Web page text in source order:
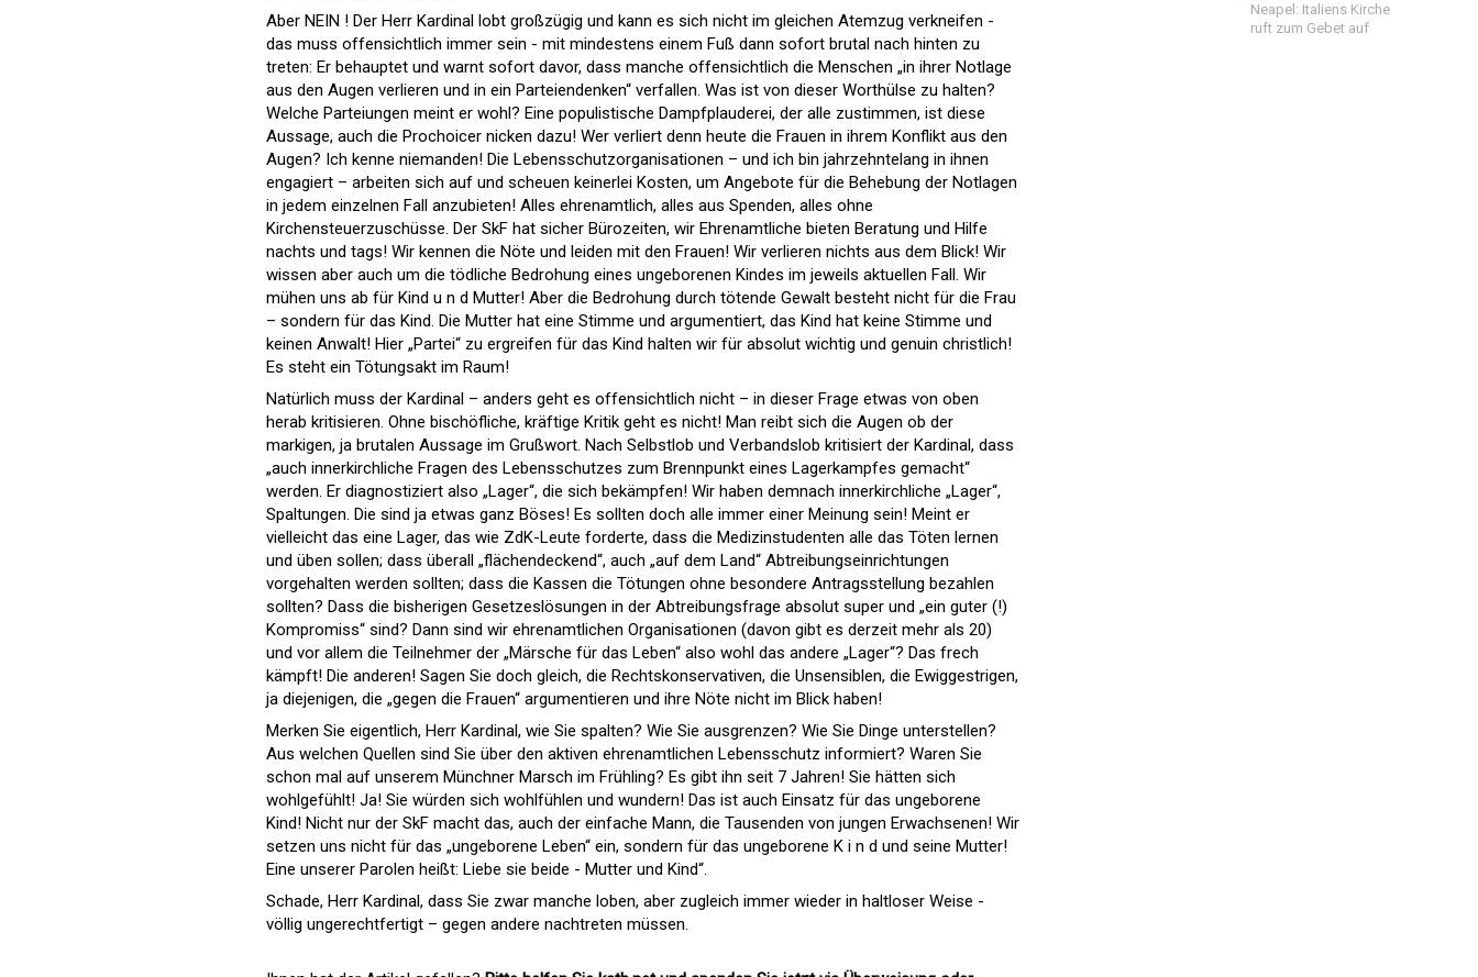
Aber NEIN ! Der Herr Kardinal lobt großzügig und kann es sich nicht im gleichen Atemzug verkneifen -
das muss offensichtlich immer sein - mit mindestens einem Fuß dann sofort brutal nach hinten zu
treten: Er behauptet und warnt sofort davor, dass manche offensichtlich die Menschen „in ihrer Notlage
aus den Augen verlieren und in ein Parteiendenken“ verfallen. Was ist von dieser Worthülse zu halten?
Welche Parteiungen meint er wohl? Eine populistische Dampfplauderei, der alle zustimmen, ist diese
Aussage, auch die Prochoicer nicken dazu! Wer verliert denn heute die Frauen in ihrem Konflikt aus den
Augen? Ich kenne niemanden! Die Lebensschutzorganisationen – und ich bin jahrzehntelang in ihnen
engagiert – arbeiten sich auf und scheuen keinerlei Kosten, um Angebote für die Behebung der Notlagen
in jedem einzelnen Fall anzubieten! Alles ehrenamtlich, alles aus Spenden, alles ohne
Kirchensteuerzuschüsse. Der SkF hat sicher Bürozeiten, wir Ehrenamtliche bieten Beratung und Hilfe
nachts und tags! Wir kennen die Nöte und leiden mit den Frauen! Wir verlieren nichts aus dem Blick! Wir
wissen aber auch um die tödliche Bedrohung eines ungeborenen Kindes im jeweils aktuellen Fall. Wir
mühen uns ab für Kind u n d Mutter! Aber die Bedrohung durch tötende Gewalt besteht nicht für die Frau
– sondern für das Kind. Die Mutter hat eine Stimme und argumentiert, das Kind hat keine Stimme und
keinen Anwalt! Hier „Partei“ zu ergreifen für das Kind halten wir für absolut wichtig und genuin christlich!
Es steht ein Tötungsakt im Raum!
Natürlich muss der Kardinal – anders geht es offensichtlich nicht – in dieser Frage etwas von oben
herab kritisieren. Ohne bischöfliche, kräftige Kritik geht es nicht! Man reibt sich die Augen ob der
markigen, ja brutalen Aussage im Grußwort. Nach Selbstlob und Verbandslob kritisiert der Kardinal, dass
„auch innerkirchliche Fragen des Lebensschutzes zum Brennpunkt eines Lagerkampfes gemacht“
werden. Er diagnostiziert also „Lager“, die sich bekämpfen! Wir haben demnach innerkirchliche „Lager“,
Spaltungen. Die sind ja etwas ganz Böses! Es sollten doch alle immer einer Meinung sein! Meint er
vielleicht das eine Lager, das wie ZdK-Leute forderte, dass die Medizinstudenten alle das Töten lernen
und üben sollen; dass überall „flächendeckend“, auch „auf dem Land“ Abtreibungseinrichtungen
vorgehalten werden sollten; dass die Kassen die Tötungen ohne besondere Antragsstellung bezahlen
sollten? Dass die bisherigen Gesetzeslösungen in der Abtreibungsfrage absolut super und „ein guter (!)
Kompromiss“ sind? Dann sind wir ehrenamtlichen Organisationen (davon gibt es derzeit mehr als 20)
und vor allem die Teilnehmer der „Märsche für das Leben“ also wohl das andere „Lager“? Das frech
kämpft! Die anderen! Sagen Sie doch gleich, die Rechtskonservativen, die Unsensiblen, die Ewiggestrigen,
ja diejenigen, die „gegen die Frauen“ argumentieren und ihre Nöte nicht im Blick haben!
Merken Sie eigentlich, Herr Kardinal, wie Sie spalten? Wie Sie ausgrenzen? Wie Sie Dinge unterstellen?
Aus welchen Quellen sind Sie über den aktiven ehrenamtlichen Lebensschutz informiert? Waren Sie
schon mal auf unserem Münchner Marsch im Frühling? Es gibt ihn seit 7 Jahren! Sie hätten sich
wohlgefühlt! Ja! Sie würden sich wohlfühlen und wundern! Das ist auch Einsatz für das ungeborene
Kind! Nicht nur der SkF macht das, auch der einfache Mann, die Tausenden von jungen Erwachsenen! Wir
setzen uns nicht für das „ungeborene Leben“ ein, sondern für das ungeborene K i n d und seine Mutter!
Eine unserer Parolen heißt: Liebe sie beide - Mutter und Kind“.
Schade, Herr Kardinal, dass Sie zwar manche loben, aber zugleich immer wieder in haltloser Weise -
völlig ungerechtfertigt – gegen andere nachtreten müssen.
Neapel: Italiens Kirche
ruft zum Gebet auf